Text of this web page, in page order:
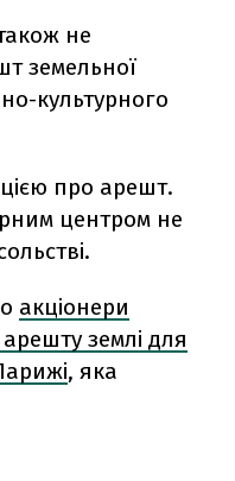
не
земельної
культурного
про арешт.
центром не
акціонери
землі для
, яка